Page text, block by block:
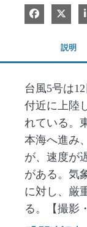
Facebook
X
説明
台風5号は
付近に上陸
れている。
本海へ進み
が、速度が
がある。気
に対し、厳
る。【撮影